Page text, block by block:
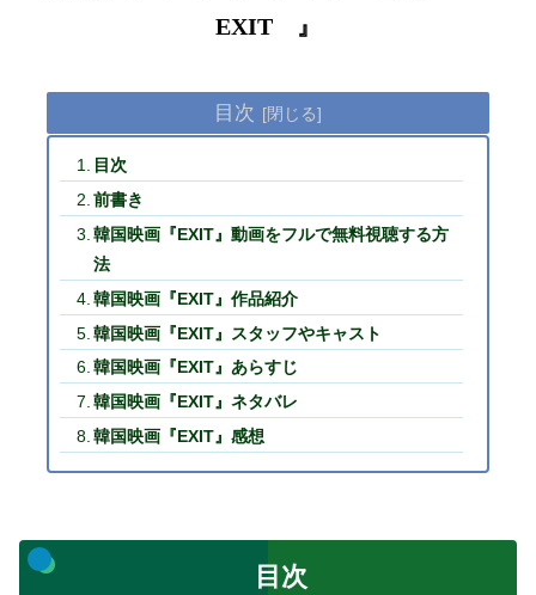
EXIT 』
目次
目次
前書き
韓国映画『EXIT』動画をフルで無料視聴する方
法
韓国映画『EXIT』作品紹介
韓国映画『EXIT』スタッフやキャスト
韓国映画『EXIT』あらすじ
韓国映画『EXIT』ネタバレ
韓国映画『EXIT』感想
目次